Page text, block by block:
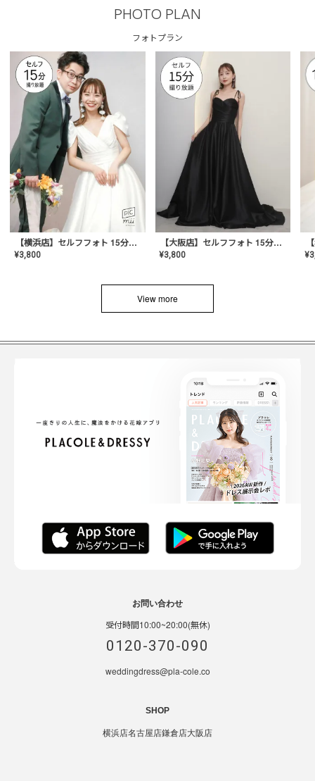
PHOTO PLAN
フォトプラン
【横浜店】セルフフォト 15分撮り放題プラン
¥3,800
【大阪店】セルフフォト 15分撮り放題プラン
¥3,800 ¥
View more
お問い合わせ
受付時間10:00~20:00(無休)
0120-370-090
weddingdress@pla-cole.co
SHOP
横浜店名古屋店鎌倉店大阪店